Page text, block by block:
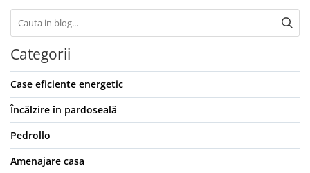
Categorii
Case eficiente energetic
Încălzire în pardoseală
Pedrollo
Amenajare casa